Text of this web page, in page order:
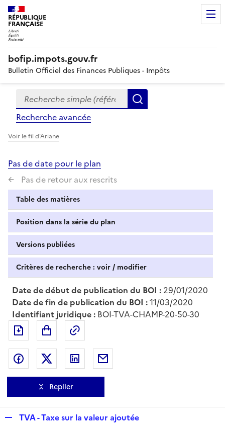
RÉPUBLIQUE
FRANÇAISE
bofip.impots.gouv.fr
Bulletin Officiel des Finances Publiques - Impôts
Formulaire
de
recherche
Recherche simple (références, mots clés, partie du
Recherche avancée
Voir le fil d'Ariane
Pas de date pour le plan
Pas de retour aux rescrits
Table des matières
Position dans la série du plan
Versions publiées
Critères de recherche : voir / modifier
Date de début de publication du BOI : 29/01/2020
Date de fin de publication du BOI :11/03/2020
Identifiant juridique : BOI-TVA-CHAMP-20-50-30
Exporter le document au format pdf
Partager sur Facebook
Partager sur Twitter
Partager sur LinkedIn
Replier
TVA - Taxe sur la valeur ajoutée